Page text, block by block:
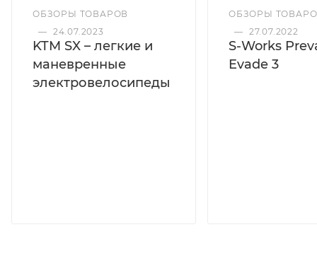
ОБЗОРЫ ТОВАРОВ
— 24.07.2023
KTM SX – легкие и
маневренные
электровелосипеды
ОБЗОРЫ
— 27.07.2022
S-Works
Evade 3